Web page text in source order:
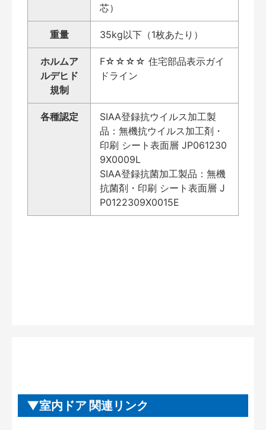
芯）
重量 35kg以下（1枚あたり）
ホルムア
ルデヒド
規制
F☆☆☆☆ 住宅部品表示ガイ
ドライン
各種認定
SIAA登録抗ウイルス加工製
品：無機抗ウイルス加工剤・
印刷 シート表面層 JP061230
9X0009L
SIAA登録抗菌加工製品：無機
抗菌剤・印刷 シート表面層 J
P0122309X0015E
室内ドア 関連リンク